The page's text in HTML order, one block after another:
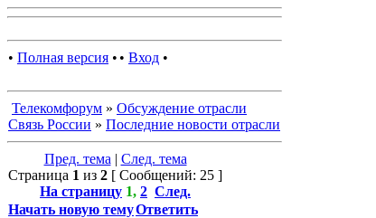
• Полная версия • • Вход •
Телекомфорум » Обсуждение отрасли
Связь России » Последние новости отрасли
Пред. тема | След. тема
Страница 1 из 2 [ Сообщений: 25 ]
На страницу 1, 2 След.
Начать новую темуОтветить